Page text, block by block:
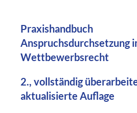
Praxishandbuch
Anspruchsdurchsetzung
Wettbewerbsrecht
2., vollständig
aktualisierte Auflage